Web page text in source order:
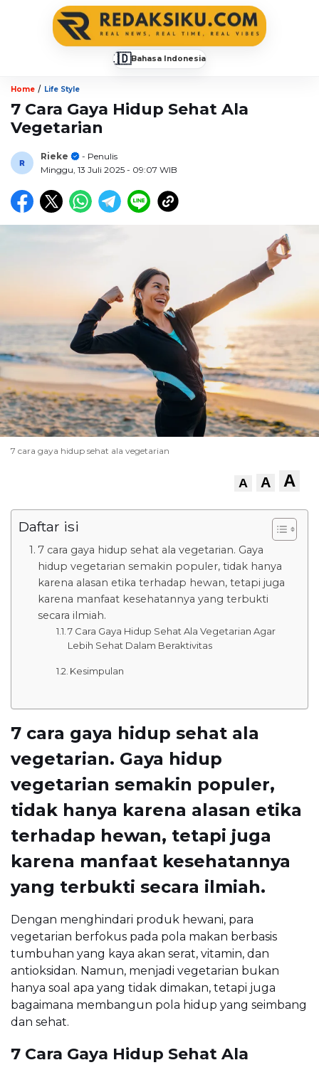
🇮🇩Bahasa Indonesia
Home / Life Style
7 Cara Gaya Hidup Sehat Ala
Vegetarian
Rieke
- Penulis
Minggu, 13 Juli 2025 - 09:07 WIB
7 cara gaya hidup sehat ala vegetarian
A A A
Daftar isi
7 cara gaya hidup sehat ala vegetarian. Gaya
hidup vegetarian semakin populer, tidak hanya
karena alasan etika terhadap hewan, tetapi juga
karena manfaat kesehatannya yang terbukti
secara ilmiah.
7 Cara Gaya Hidup Sehat Ala Vegetarian Agar
Lebih Sehat Dalam Beraktivitas
Kesimpulan
7 cara gaya hidup sehat ala
vegetarian. Gaya hidup
vegetarian semakin populer,
tidak hanya karena alasan etika
terhadap hewan, tetapi juga
karena manfaat kesehatannya
yang terbukti secara ilmiah.
Dengan menghindari produk hewani, para
vegetarian berfokus pada pola makan berbasis
tumbuhan yang kaya akan serat, vitamin, dan
antioksidan. Namun, menjadi vegetarian bukan
hanya soal apa yang tidak dimakan, tetapi juga
bagaimana membangun pola hidup yang seimbang
dan sehat.
7 Cara Gaya Hidup Sehat Ala